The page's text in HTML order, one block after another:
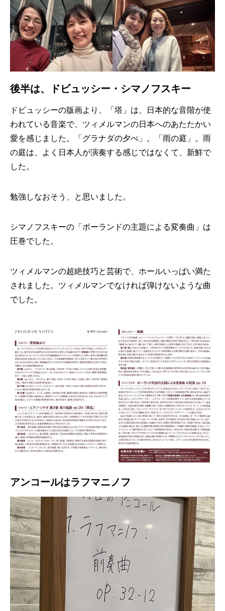
後半は、ドビュッシー・シマノフスキー
ドビュッシーの版画より、「塔」は、日本的な音階が使
われている音楽で、ツィメルマンの日本へのあたたかい
愛を感じました。「グラナダの夕べ」。「雨の庭」。雨
の庭は、よく日本人が演奏する感じではなくて、新鮮で
した。
勉強しなおそう、と思いました。
シマノフスキーの「ポーランドの主題による変奏曲」は
圧巻でした。
ツィメルマンの超絶技巧と芸術で、ホールいっぱい満た
されました。ツィメルマンでなければ弾けないような曲
でした。
アンコールはラフマニノフ